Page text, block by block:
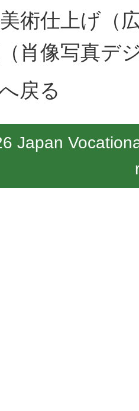
美術仕上げ（
（肖像写真デ
戻る
Japan